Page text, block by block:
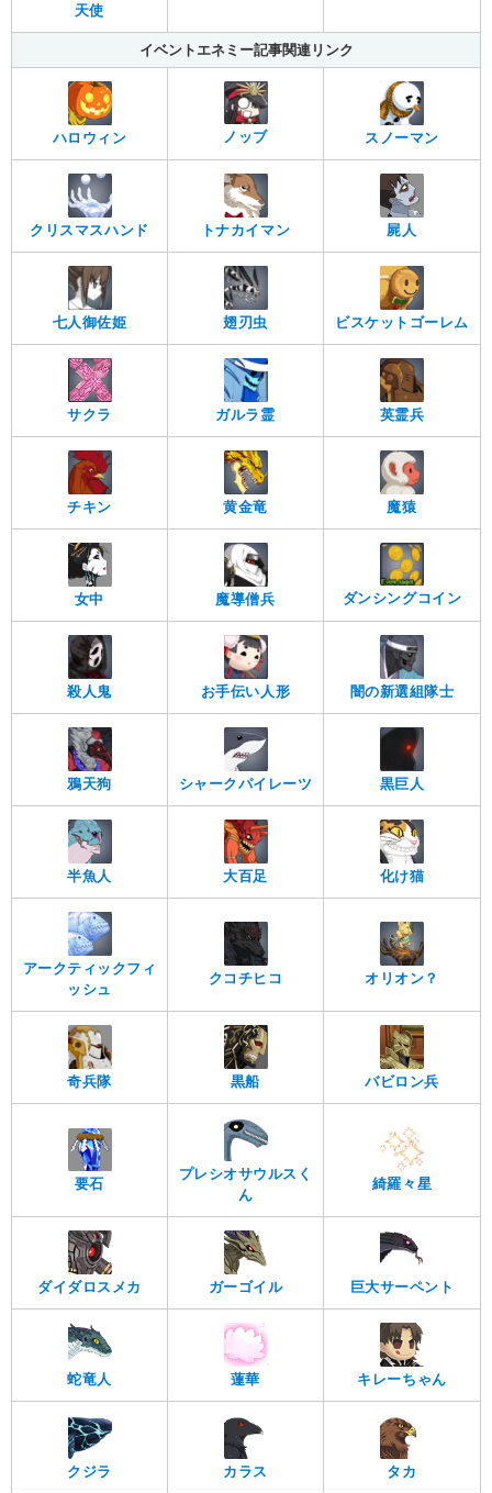
天使
イベントエネミー記事関連リンク
ハロウィン ノッブ スノーマン
クリスマスハンド トナカイマン 屍人
七人御佐姫 翅刃虫 ビスケットゴーレム
サクラ ガルラ霊 英霊兵
チキン 黄金竜 魔猿
女中 魔導僧兵 ダンシングコイン
殺人鬼 お手伝い人形 闇の新選組隊士
鴉天狗 シャークパイレーツ 黒巨人
半魚人 大百足 化け猫
アークティックフィ
ッシュ
クコチヒコ オリオン？
奇兵隊 黒船 バビロン兵
要石
プレシオサウルスく
ん
綺羅々星
ダイダロスメカ ガーゴイル 巨大サーペント
蛇竜人 蓮華 キレーちゃん
クジラ カラス タカ